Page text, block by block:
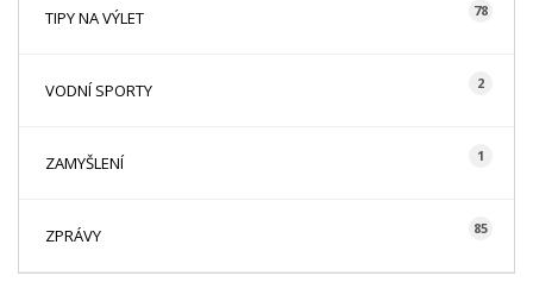
TIPY NA VÝLET 78
VODNÍ SPORTY 2
ZAMYŠLENÍ 1
ZPRÁVY 85